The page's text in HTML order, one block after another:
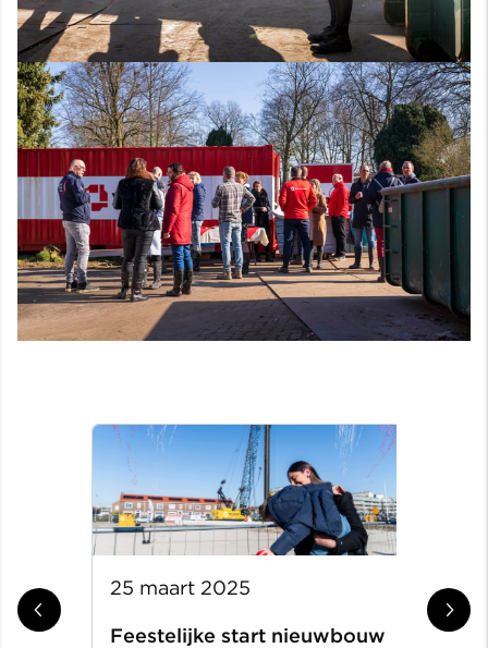
25 maart 2025
Feestelijke start nieuwbouw
31